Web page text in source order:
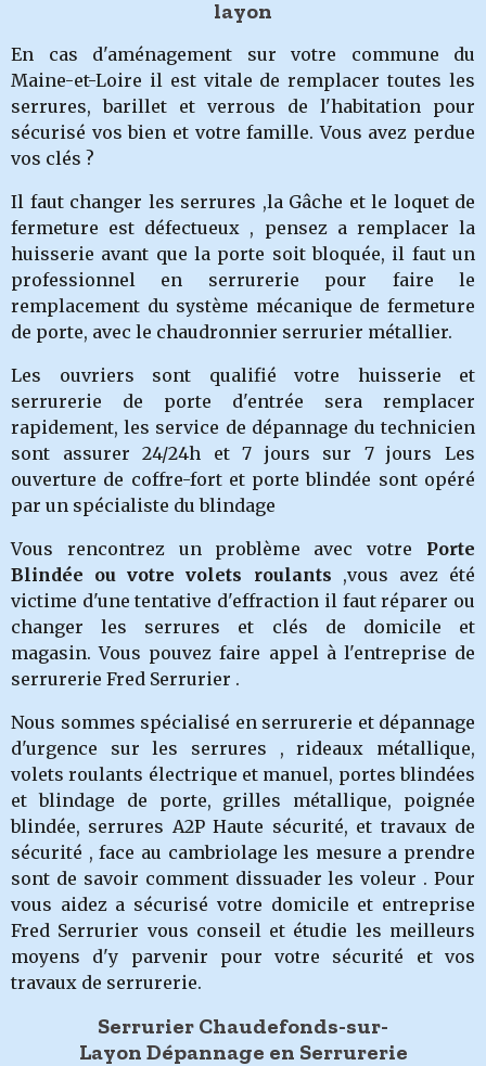
layon
En cas d'aménagement sur votre commune du
Maine-et-Loire il est vitale de remplacer toutes les
serrures, barillet et verrous de l'habitation pour
sécurisé vos bien et votre famille. Vous avez perdue
vos clés ?
Il faut changer les serrures ,la Gâche et le loquet de
fermeture est défectueux , pensez a remplacer la
huisserie avant que la porte soit bloquée, il faut un
professionnel en serrurerie pour faire le
remplacement du système mécanique de fermeture
de porte, avec le chaudronnier serrurier métallier.
Les ouvriers sont qualifié votre huisserie et
serrurerie de porte d'entrée sera remplacer
rapidement, les service de dépannage du technicien
sont assurer 24/24h et 7 jours sur 7 jours Les
ouverture de coffre-fort et porte blindée sont opéré
par un spécialiste du blindage
Vous rencontrez un problème avec votre Porte
Blindée ou votre volets roulants ,vous avez été
victime d'une tentative d'effraction il faut réparer ou
changer les serrures et clés de domicile et
magasin.Vous pouvez faire appel à l'entreprise de
serrurerie Fred Serrurier .
Nous sommes spécialisé en serrurerie et dépannage
d'urgence sur les serrures , rideaux métallique,
volets roulants électrique et manuel, portes blindées
et blindage de porte, grilles métallique, poignée
blindée, serrures A2P Haute sécurité, et travaux de
sécurité , face au cambriolage les mesure a prendre
sont de savoir comment dissuader les voleur . Pour
vous aidez a sécurisé votre domicile et entreprise
Fred Serrurier vous conseil et étudie les meilleurs
moyens d'y parvenir pour votre sécurité et vos
travaux de serrurerie.
Serrurier Chaudefonds-sur-
Layon Dépannage en Serrurerie